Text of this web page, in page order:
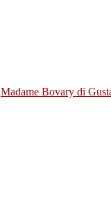
Madame Bovary di